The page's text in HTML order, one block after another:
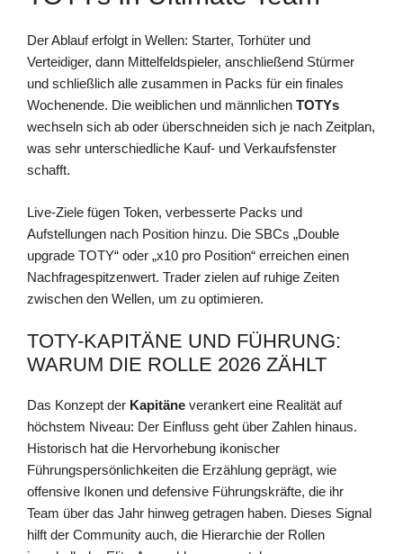
Der Ablauf erfolgt in Wellen: Starter, Torhüter und
Verteidiger, dann Mittelfeldspieler, anschließend Stürmer
und schließlich alle zusammen in Packs für ein finales
Wochenende. Die weiblichen und männlichen TOTYs
wechseln sich ab oder überschneiden sich je nach Zeitplan,
was sehr unterschiedliche Kauf- und Verkaufsfenster
schafft.
Live-Ziele fügen Token, verbesserte Packs und
Aufstellungen nach Position hinzu. Die SBCs „Double
upgrade TOTY“ oder „x10 pro Position“ erreichen einen
Nachfragespitzenwert. Trader zielen auf ruhige Zeiten
zwischen den Wellen, um zu optimieren.
TOTY-KAPITÄNE UND FÜHRUNG:
WARUM DIE ROLLE 2026 ZÄHLT
Das Konzept der Kapitäne verankert eine Realität auf
höchstem Niveau: Der Einfluss geht über Zahlen hinaus.
Historisch hat die Hervorhebung ikonischer
Führungspersönlichkeiten die Erzählung geprägt, wie
offensive Ikonen und defensive Führungskräfte, die ihr
Team über das Jahr hinweg getragen haben. Dieses Signal
hilft der Community auch, die Hierarchie der Rollen